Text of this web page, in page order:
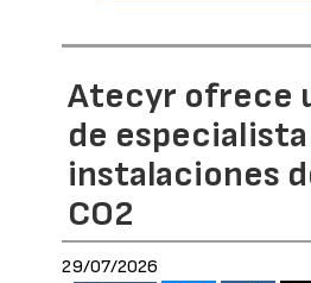
Atecyr ofrece
de
instalaciones
CO2
29/07/2026